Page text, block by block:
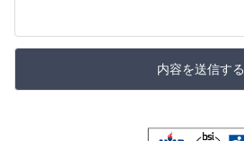
内容を送信する